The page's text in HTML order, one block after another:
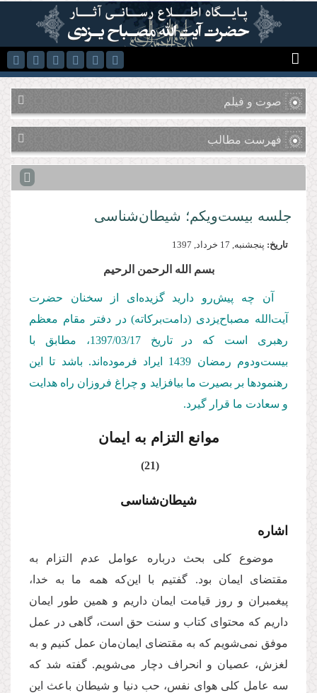
رفتن به محتوای اصلی
صوت و فیلم
فهرست مطالب
جلسه بیست‌ویکم؛ شیطان‌شناسی
تاریخ: پنجشنبه, 17 خرداد, 1397
بسم الله الرحمن الرحیم
آن چه پیش‌رو دارید گزیده‌ای از سخنان حضرت
آیت‌الله مصباح‌یزدی (دامت‌بركاته) در دفتر مقام معظم
رهبری است كه در تاریخ 1397/03/17
، مطابق با
بیست‌ودوم رمضان 1439 ایراد فرموده‌اند. باشد تا این
رهنمودها بر بصیرت ما بیافزاید و چراغ فروزان راه هدایت
و سعادت ما قرار گیرد.
موانع التزام به ایمان
(21)
شیطان‌شناسی
اشاره
موضوع کلی بحث درباره عوامل عدم التزام به
مقتضای ایمان بود. گفتیم با این‌که همه ما به خدا،
پیغمبران و روز قیامت ایمان داریم و همین طور ایمان
داریم که محتوای کتاب و سنت حق است، گاهی در عمل
موفق نمی‌شویم که به مقتضای ایمان‌مان عمل کنیم و به
لغزش، عصیان و انحراف دچار می‌شویم. گفته شد که
سه عامل کلی هوای نفس، حب دنیا و شیطان باعث این